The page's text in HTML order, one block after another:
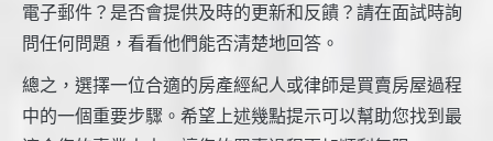
電子郵件？是否會提供及時的更新和反饋？請在面試時詢
問任何問題，看看他們能否清楚地回答。
總之，選擇一位合適的房產經紀人或律師是買賣房屋過程
中的一個重要步驟。希望上述幾點提示可以幫助您找到最